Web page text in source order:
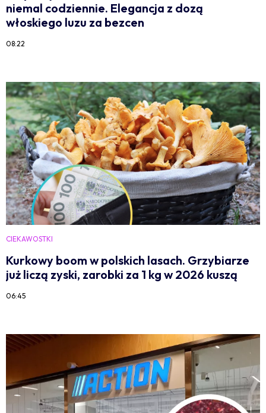
niemal codziennie. Elegancja z dozą
włoskiego luzu za bezcen
08:22
CIEKAWOSTKI
Kurkowy boom w polskich lasach. Grzybiarze
już liczą zyski, zarobki za 1 kg w 2026 kuszą
06:45